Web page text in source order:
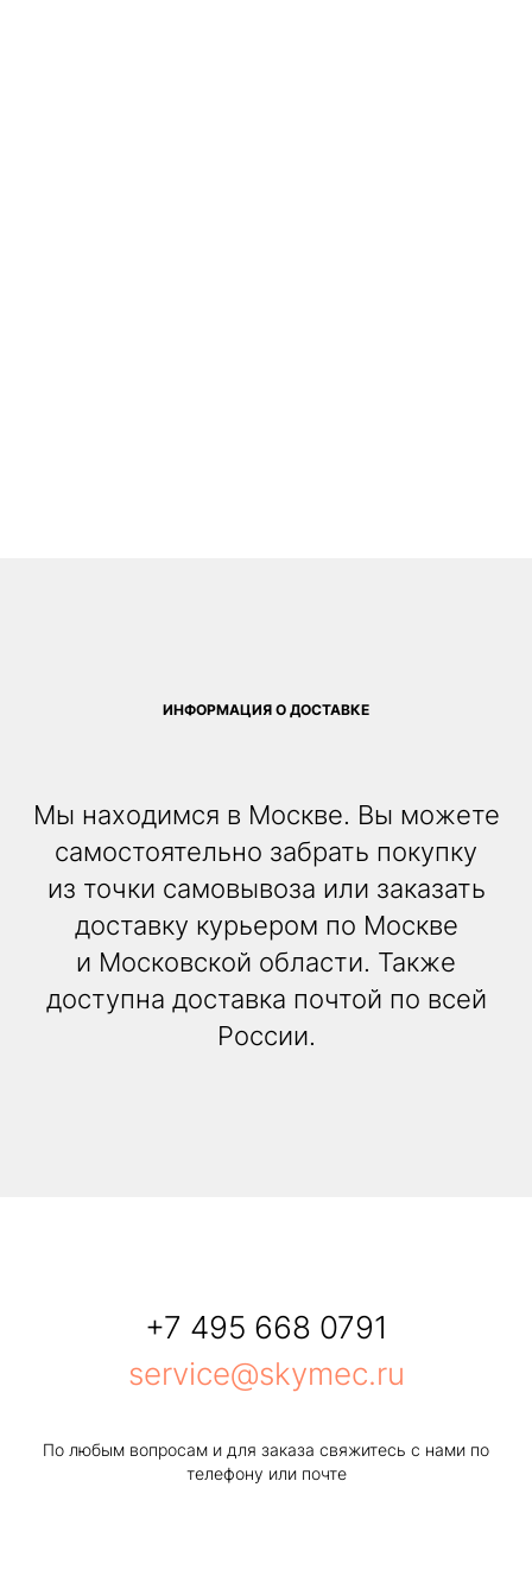
ИНФОРМАЦИЯ О ДОСТАВКЕ
Мы находимся в Москве. Вы можете
самостоятельно забрать покупку
из точки самовывоза или заказать
доставку курьером по Москве
и Московской области. Также
доступна доставка почтой по всей
России.
+7 495 668 0791
service@skymec.ru
По любым вопросам и для заказа свяжитесь с нами по
телефону или почте